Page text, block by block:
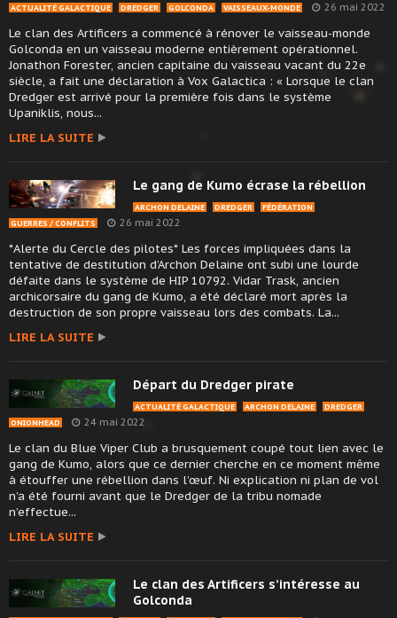
ACTUALITÉ GALACTIQUE DREDGER GOLCONDA VAISSEAUX-MONDE 26 mai 2022
Le clan des Artificers a commencé à rénover le vaisseau-monde
Golconda en un vaisseau moderne entièrement opérationnel.
Jonathon Forester, ancien capitaine du vaisseau vacant du 22e
siècle, a fait une déclaration à Vox Galactica : « Lorsque le clan
Dredger est arrivé pour la première fois dans le système
Upaniklis, nous...
LIRE LA SUITE
Le gang de Kumo écrase la rébellion
ARCHON DELAINE DREDGER
FÉDÉRATION
GUERRES / CONFLITS
26 mai 2022
*Alerte du Cercle des pilotes* Les forces impliquées dans la
tentative de destitution d’Archon Delaine ont subi une lourde
défaite dans le système de HIP 10792. Vidar Trask, ancien
archicorsaire du gang de Kumo, a été déclaré mort après la
destruction de son propre vaisseau lors des combats. La...
LIRE LA SUITE
Départ du Dredger pirate
ACTUALITÉ GALACTIQUE ARCHON DELAINE
DREDGER
ONIONHEAD
24 mai 2022
Le clan du Blue Viper Club a brusquement coupé tout lien avec le
gang de Kumo, alors que ce dernier cherche en ce moment même
à étouffer une rébellion dans l’œuf. Ni explication ni plan de vol
n’a été fourni avant que le Dredger de la tribu nomade
n’effectue...
LIRE LA SUITE
Le clan des Artificers s’intéresse au
Golconda